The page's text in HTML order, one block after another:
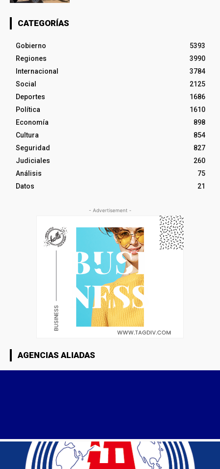
CATEGORÍAS
Gobierno
5393
Regiones
3990
Internacional
3784
Social
2125
Deportes
1686
Política
1610
Economía
898
Cultura
854
Seguridad
827
Judiciales
260
Análisis
75
Datos
21
- Advertisement -
AGENCIAS ALIADAS